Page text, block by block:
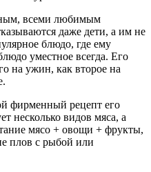
всеми любимым
даже дети, а им не
блюдо, где ему
уместное всегда. Его
на ужин, как второе на
фирменный рецепт его
несколько видов мяса, а
мясо + овощи + фрукты,
плов с рыбой или